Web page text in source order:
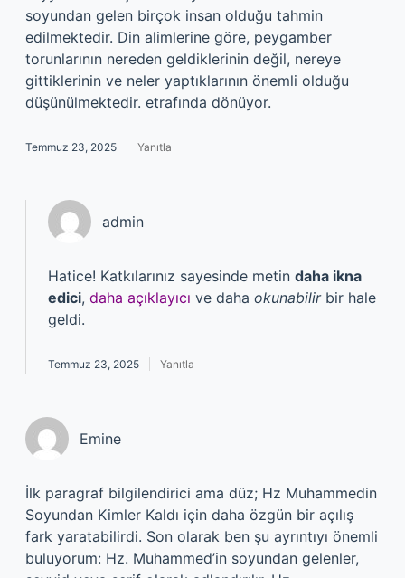
soyundan gelen birçok insan olduğu tahmin
edilmektedir. Din alimlerine göre, peygamber
torunlarının nereden geldiklerinin değil, nereye
gittiklerinin ve neler yaptıklarının önemli olduğu
düşünülmektedir. etrafında dönüyor.
Temmuz 23, 2025 Yanıtla
admin
Hatice! Katkılarınız sayesinde metin daha ikna
edici, daha açıklayıcı ve daha okunabilirbir hale
geldi.
Temmuz 23, 2025 Yanıtla
Emine
İlk paragraf bilgilendirici ama düz; Hz Muhammedin
Soyundan Kimler Kaldı için daha özgün bir açılış
fark yaratabilirdi. Son olarak ben şu ayrıntıyı önemli
buluyorum: Hz. Muhammed’in soyundan gelenler,